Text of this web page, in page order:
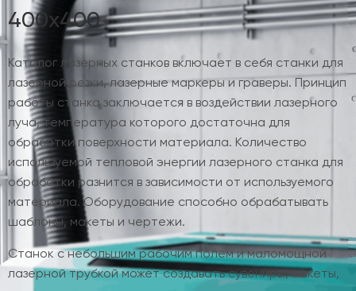
400х400
Каталог лазерных станков включает в себя станки для
лазерной резки, лазерные маркеры и граверы. Принцип
работы станка заключается в воздействии лазерного
луча, температура которого достаточна для
обработки поверхности материала. Количество
используемой тепловой энергии лазерного станка для
обработки разнится в зависимости от используемого
материала. Оборудование способно обрабатывать
шаблоны, макеты и чертежи.
Станок с небольшим рабочим полем и маломощной
лазерной трубкой может создавать сувениры, макеты,